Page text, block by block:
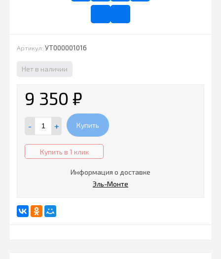
Артикул: УТ000001016
Нет в наличии
9 350 ₽
- + Купить
Купить в 1 клик
Информация о доставке
Эль-Монте